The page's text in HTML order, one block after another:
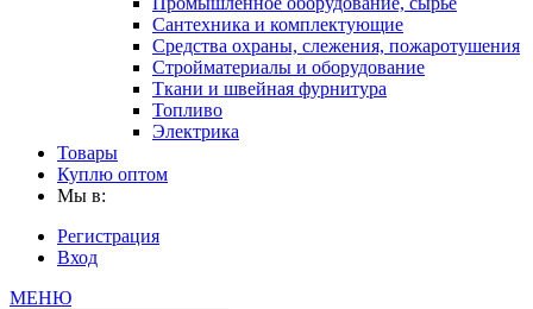
Сантехника и комплектующие
Средства охраны, слежения, пожаротушения
Стройматериалы и оборудование
Ткани и швейная фурнитура
Топливо
Электрика
Товары
Куплю оптом
Мы в:
Регистрация
Вход
МЕНЮ